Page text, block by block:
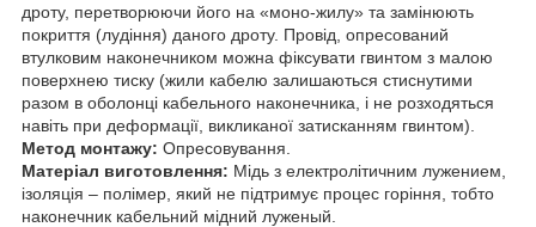
дроту, перетворюючи його на «моно-жилу» та замінюють
покриття (лудіння) даного дроту. Провід, опресований
втулковим наконечником можна фіксувати гвинтом з малою
поверхнею тиску (жили кабелю залишаються стиснутими
разом в оболонці кабельного наконечника, і не розходяться
навіть при деформації, викликаної затисканням гвинтом).
Метод монтажу: Опресовування.
Матеріал виготовлення: Мідь з електролітичним лужением,
ізоляція – полімер, який не підтримує процес горіння, тобто
наконечник кабельний мідний луженый.